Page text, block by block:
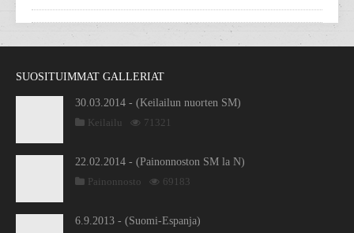
SUOSITUIMMAT GALLERIAT
30.03.2014 - (Keilailun nuorten SM)
Keilailu
71321
22.02.2014 - (Painonnoston SM la N)
Painonnosto
69183
6.9.2013 - (Suomi-Espanja)